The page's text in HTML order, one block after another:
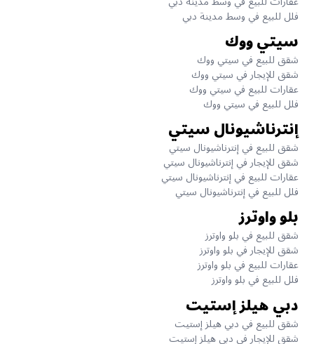
فلل للبيع في وسط مدينة دبي
سيتي ووك
شقق للبيع في سيتي ووك
شقق للإيجار في سيتي ووك
عقارات للبيع في سيتي ووك
فلل للبيع في سيتي ووك
إنترناشيونال سيتي
شقق للبيع في إنترناشيونال سيتي
شقق للإيجار في إنترناشيونال سيتي
عقارات للبيع في إنترناشيونال سيتي
فلل للبيع في إنترناشيونال سيتي
بلو واوترز
شقق للبيع في بلو واوترز
شقق للإيجار في بلو واوترز
عقارات للبيع في بلو واوترز
فلل للبيع في بلو واوترز
دبي هيلز إستيت
شقق للبيع في دبي هيلز إستيت
شقق للإيجار في دبي هيلز إستيت